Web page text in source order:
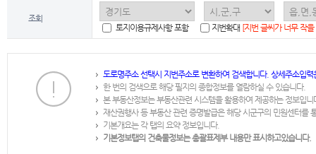
조회
토지이용규제사항 포함
지번확대 [지번 글씨가 너무 작
도로명주소 선택시 지번주소로 변환하여 검색합니다. 상세주소입
한 번의 검색으로 해당 필지의 종합정보를 열람하실 수 있습니다.
본 부동산정보는 부동산관련 시스템을 활용하여 제공하는 정보입니
재산권행사 등 부동산 관련 증명발급은 해당 시군구의 민원센터를
기본개요는 각 탭의 요약 정보입니다.
기본정보탭의 건축물정보는 총괄표제부 내용만 표시하고있습니다.